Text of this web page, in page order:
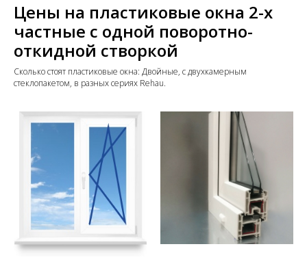
Цены на пластиковые окна 2-х
частные с одной поворотно-
откидной створкой
Сколько стоят пластиковые окна: Двойные, с двухкамерным
стеклопакетом, в разных сериях Rehau.